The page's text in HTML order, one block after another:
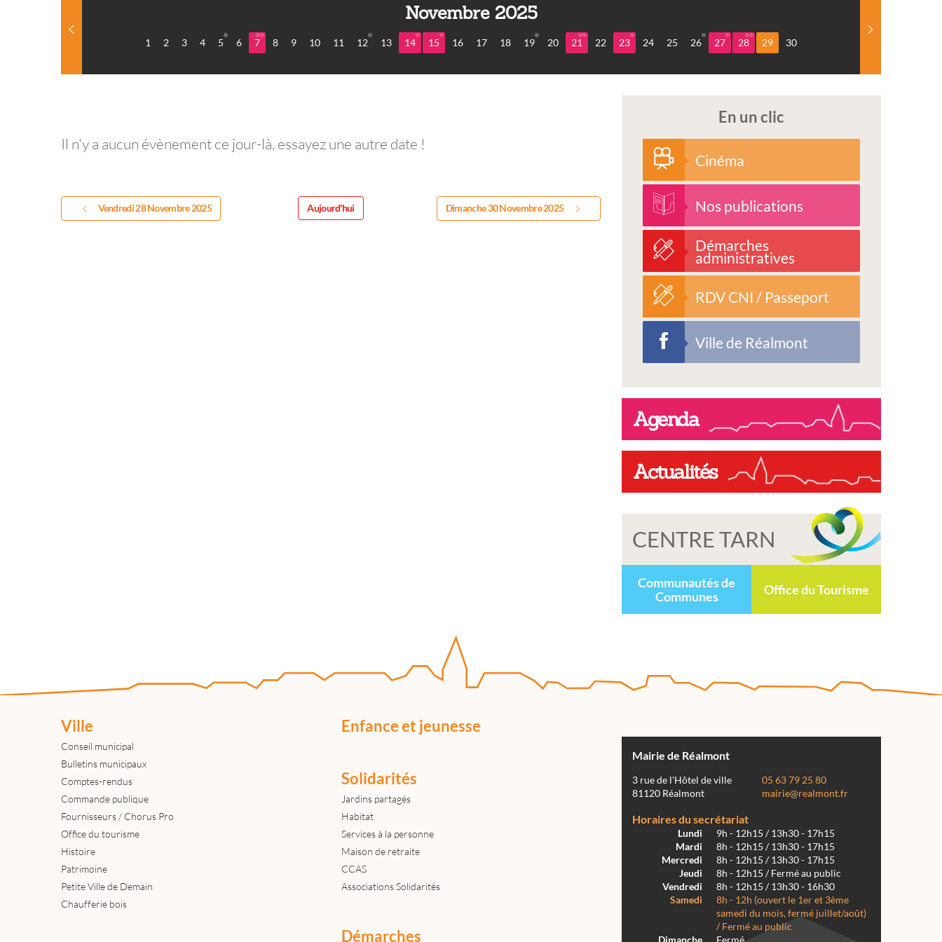
Novembre 2025
1 2 3 4 5 6 7 8 9 10 11 12 13 14 15 16 17 18 19 20 21 22 23 24 25 26 27 28 29 30
Il n'y a aucun évènement ce jour-là, essayez une autre date !
Vendredi 28 Novembre 2025 Aujourd'hui Dimanche 30 Novembre 2025
En un clic
Cinéma
Nos publications
Démarches
administratives
RDV CNI / Passeport
Ville de Réalmont
Agenda
Actualités
CENTRE TARN
Communautés de
Communes
Office du Tourisme
Ville
Conseil municipal
Bulletins municipaux
Comptes-rendus
Commande publique
Fournisseurs / Chorus Pro
Office du tourisme
Histoire
Patrimoine
Petite Ville de Demain
Chaufferie bois
Enfance et jeunesse
Solidarités
Jardins partagés
Habitat
Services à la personne
Maison de retraite
CCAS
Associations Solidarités
Démarches
Mairie de Réalmont
3 rue de l'Hôtel de ville
81120 Réalmont
05 63 79 25 80
mairie@realmont.fr
Horaires du secrétariat
Lundi
9h - 12h15 / 13h30 - 17h15
Mardi
8h - 12h15 / 13h30 - 17h15
Mercredi
8h - 12h15 / 13h30 - 17h15
Jeudi
8h - 12h15 / Fermé au public
Vendredi
8h - 12h15 / 13h30 - 16h30
Samedi
8h - 12h (ouvert le 1er et 3ème
samedi du mois, fermé juillet/août)
/ Fermé au public
Dimanche
Fermé